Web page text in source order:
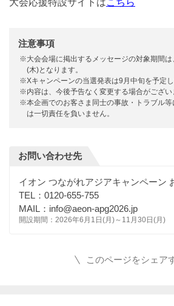
大会応援特設サイトはこちら
注意事項
※大会会場に掲出するメッセージの対象期間は
(木)となります。
※Xキャンペーンの当選発表は9月中旬を予定し
※内容は、今後予告なく変更する場合がござい
※本企画でのお客さま同士の事故・トラブル
は一切責任を負いません。
お問い合わせ先
イオン つながれアジアキャンペーン
TEL：0120-655-755
MAIL：info@aeon-apg2026.jp
開設期間：2026年6月1日(月)～11月30日(月)
このページをシェア